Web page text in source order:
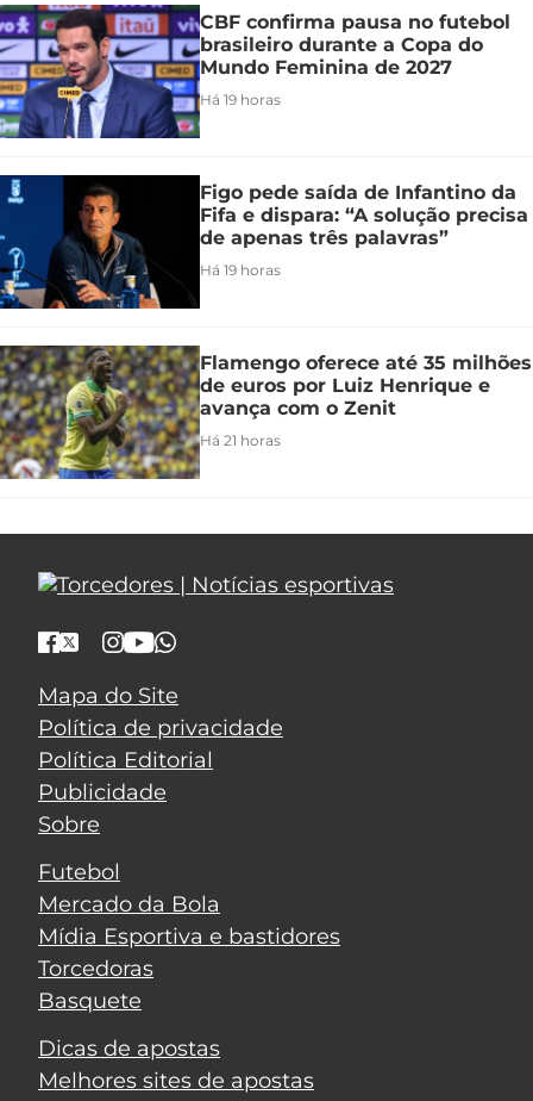
CBF confirma pausa no futebol
brasileiro durante a Copa do
Mundo Feminina de 2027
Há 19 horas
Figo pede saída de Infantino da
Fifa e dispara: “A solução precisa
de apenas três palavras”
Há 19 horas
Flamengo oferece até 35 milhões
de euros por Luiz Henrique e
avança com o Zenit
Há 21 horas
Mapa do Site
Política de privacidade
Política Editorial
Publicidade
Sobre
Futebol
Mercado da Bola
Mídia Esportiva e bastidores
Torcedoras
Basquete
Dicas de apostas
Melhores sites de apostas